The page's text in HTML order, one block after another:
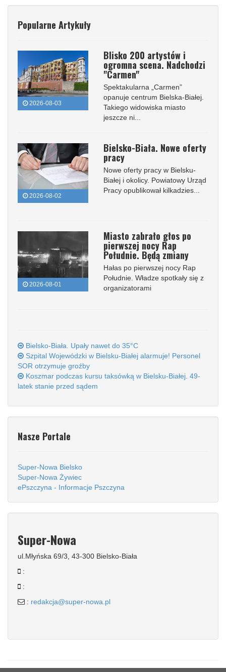
Popularne Artykuły
2026-08-03
Blisko 200 artystów i
ogromna scena. Nadchodzi
"Carmen"
Spektakularna „Carmen”
opanuje centrum Bielska-Białej.
Takiego widowiska miasto
jeszcze ni...
2026-08-02
Bielsko-Biała. Nowe oferty
pracy
Nowe oferty pracy w Bielsku-
Białej i okolicy. Powiatowy Urząd
Pracy opublikował kilkadzies...
2026-08-01
Miasto zabrało głos po
pierwszej nocy Rap
Południe. Będą zmiany
Hałas po pierwszej nocy Rap
Południe. Władze spotkały się z
organizatorami
Bielsko-Biała. Upały nawet do 35°C
Szpital Wojewódzki w Bielsku-Białej alarmuje! Personel
SOR otrzymuje groźby
Koszmar podczas kursu taksówką w Bielsku-Białej. 49-
latek stanie przed sądem
Nasze Portale
Super-Nowa Bielsko
Super-Nowa Żywiec
ePszczyna - Informacje Pszczyna
Super-Nowa
ul.Młyńska 69/3, 43-300 Bielsko-Biała
:
:
: redakcja@super-nowa.pl